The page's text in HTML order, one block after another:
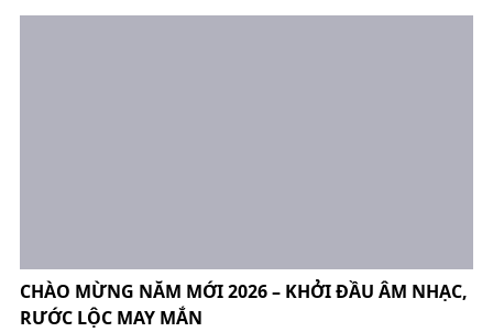
CHÀO MỪNG NĂM MỚI 2026 – KHỞI ĐẦU ÂM NHẠC,
RƯỚC LỘC MAY MẮN